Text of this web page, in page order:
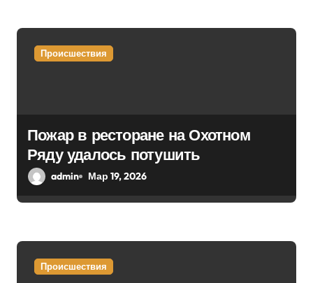
я
Происшествия
Пожар в ресторане на Охотном
Ряду удалось потушить
admin Мар 19, 2026
Происшествия